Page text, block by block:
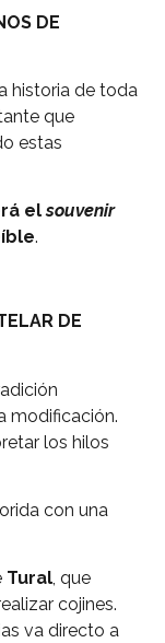
DE
historia de toda
que
estas
elsouvenir
.
DE
modificación.
los hilos
con una
Tural, que
cojines.
va directo a